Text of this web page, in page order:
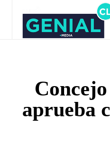
aprueba